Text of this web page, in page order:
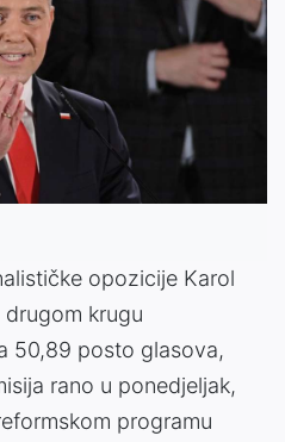
opozicije Karol
krugu
50,89 posto glasova,
rano u ponedjeljak,
programu